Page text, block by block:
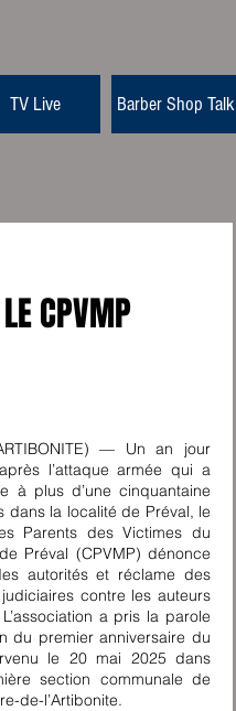
TV Live Barber Shop Talk
CPVMP
— Un an jour
l’attaque armée qui a
à plus d’une cinquantaine
dans la localité de Préval, le
Parents des Victimes du
Préval (CPVMP) dénonce
autorités et réclame des
contre les auteurs
a pris la parole
du premier anniversaire du
le 20 mai 2025 dans
section communale de
de-l’Artibonite.